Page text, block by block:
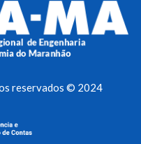
reservados © 2024